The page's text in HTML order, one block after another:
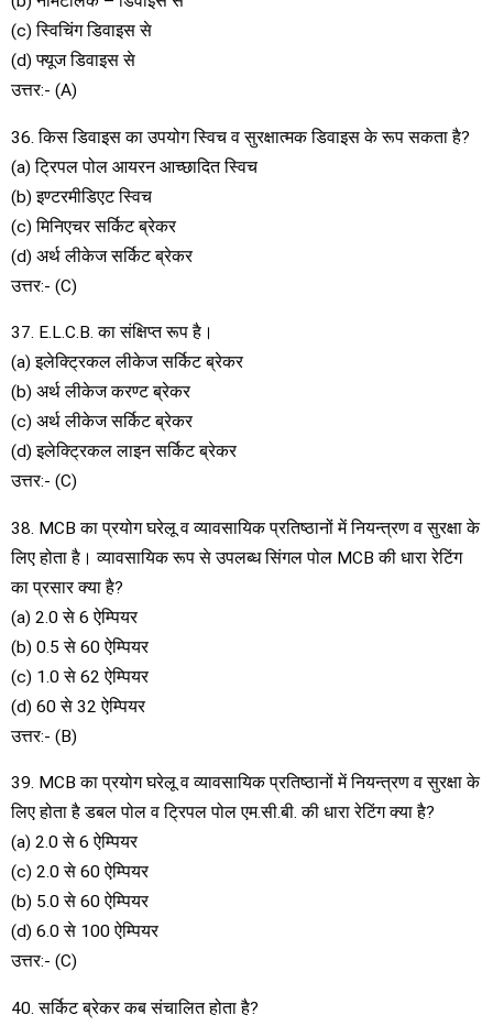
(c) स्विचिंग डिवाइस से
(d) फ्यूज डिवाइस से
उत्तर:- (A)
36. किस डिवाइस का उपयोग स्विच व सुरक्षात्मक डिवाइस के रूप सकता है?
(a) ट्रिपल पोल आयरन आच्छादित स्विच
(b) इण्टरमीडिएट स्विच
(c) मिनिएचर सर्किट ब्रेकर
(d) अर्थ लीकेज सर्किट ब्रेकर
उत्तर:- (C)
37. E.L.C.B. का संक्षिप्त रूप है।
(a) इलेक्ट्रिकल लीकेज सर्किट ब्रेकर
(b) अर्थ लीकेज करण्ट ब्रेकर
(c) अर्थ लीकेज सर्किट ब्रेकर
(d) इलेक्ट्रिकल लाइन सर्किट ब्रेकर
उत्तर:- (C)
38. MCB का प्रयोग घरेलू व व्यावसायिक प्रतिष्ठानों में नियन्त्रण व सुरक्षा के
लिए होता है। व्यावसायिक रूप से उपलब्ध सिंगल पोल MCB की धारा रेटिंग
का प्रसार क्या है?
(a) 2.0 से 6 ऐम्पियर
(b) 0.5 से 60 ऐम्पियर
(c) 1.0 से 62 ऐम्पियर
(d) 60 से 32 ऐम्पियर
उत्तर:- (B)
39. MCB का प्रयोग घरेलू व व्यावसायिक प्रतिष्ठानों में नियन्त्रण व सुरक्षा के
लिए होता है डबल पोल व ट्रिपल पोल एम.सी.बी. की धारा रेटिंग क्या है?
(a) 2.0 से 6 ऐम्पियर
(c) 2.0 से 60 ऐम्पियर
(b) 5.0 से 60 ऐम्पियर
(d) 6.0 से 100 ऐम्पियर
उत्तर:- (C)
40. सर्किट ब्रेकर कब संचालित होता है?